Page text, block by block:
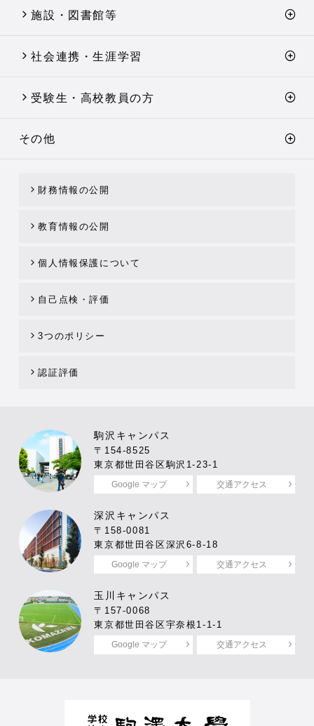
施設・図書館等
社会連携・生涯学習
受験生・高校教員の方
その他
財務情報の公開
教育情報の公開
個人情報保護について
自己点検・評価
3つのポリシー
認証評価
駒沢キャンパス
〒154-8525
東京都世田谷区駒沢1-23-1
Google マップ 交通アクセス
深沢キャンパス
〒158-0081
東京都世田谷区深沢6-8-18
Google マップ 交通アクセス
玉川キャンパス
〒157-0068
東京都世田谷区宇奈根1-1-1
Google マップ 交通アクセス